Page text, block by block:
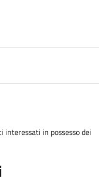
in possesso dei